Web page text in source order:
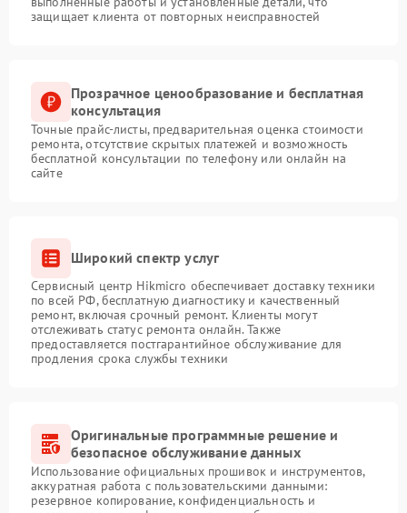
защищает клиента от повторных неисправностей
Прозрачное ценообразование и бесплатная
консультация
Точные прайс-листы, предварительная оценка стоимости
ремонта, отсутствие скрытых платежей и возможность
бесплатной консультации по телефону или онлайн на
сайте
Широкий спектр услуг
Сервисный центр Hikmicro обеспечивает доставку техники
по всей РФ, бесплатную диагностику и качественный
ремонт, включая срочный ремонт. Клиенты могут
отслеживать статус ремонта онлайн. Также
предоставляется постгарантийное обслуживание для
продления срока службы техники
Оригинальные программные решение и
безопасное обслуживание данных
Использование официальных прошивок и инструментов,
аккуратная работа с пользовательскими данными:
резервное копирование, конфиденциальность и